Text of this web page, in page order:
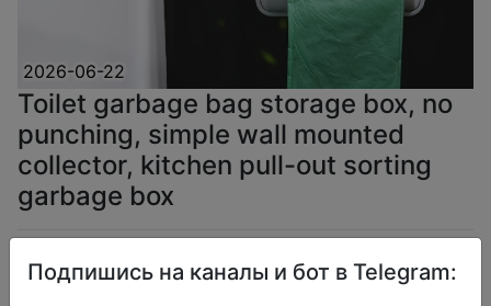
2026-06-22
Toilet garbage bag storage box, no
punching, simple wall mounted
collector, kitchen pull-out sorting
garbage box
$2.16
Подпишись на каналы и бот в Telegram: